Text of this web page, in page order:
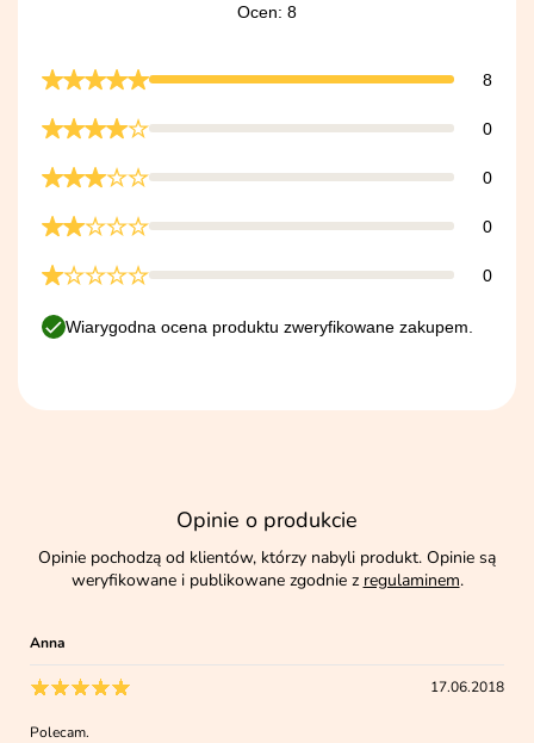
Ocen: 8
8
0
0
0
0
Wiarygodna ocena produktu zweryfikowane zakupem.
Opinie o produkcie
Opinie pochodzą od klientów, którzy nabyli produkt. Opinie są
weryfikowane i publikowane zgodnie z regulaminem.
Anna
17.06.2018
Polecam.